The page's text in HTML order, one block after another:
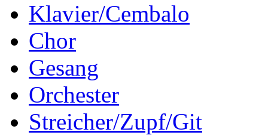
Klavier/Cembalo
Chor
Gesang
Orchester
Streicher/Zupf/Git